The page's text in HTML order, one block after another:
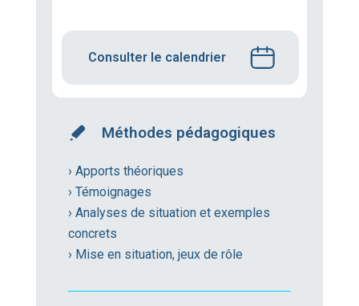
Consulter le calendrier
Méthodes pédagogiques
› Apports théoriques
› Témoignages
› Analyses de situation et exemples
concrets
› Mise en situation, jeux de rôle